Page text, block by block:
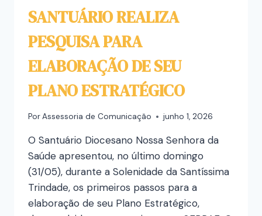
SANTUÁRIO REALIZA
PESQUISA PARA
ELABORAÇÃO DE SEU
PLANO ESTRATÉGICO
PorAssessoria de Comunicação junho 1, 2026
O Santuário Diocesano Nossa Senhora da
Saúde apresentou, no último domingo
(31/05), durante a Solenidade da Santíssima
Trindade, os primeiros passos para a
elaboração de seu Plano Estratégico,